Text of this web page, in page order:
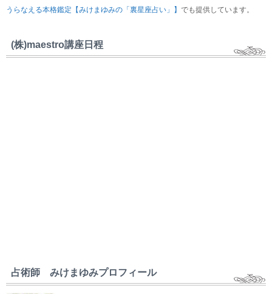
うらなえる本格鑑定【みけまゆみの「裏星座占い」】 でも提供しています。
(株)maestro講座日程
占術師 みけまゆみプロフィール